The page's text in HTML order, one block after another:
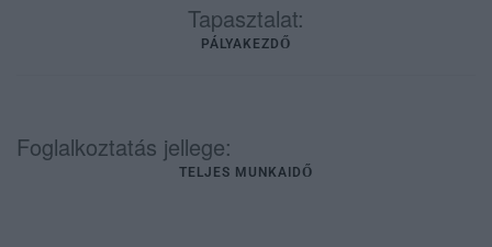
Tapasztalat:
PÁLYAKEZDŐ
Foglalkoztatás jellege:
TELJES MUNKAIDŐ